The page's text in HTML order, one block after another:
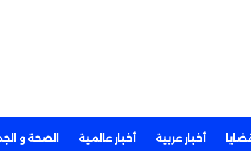
أخبار عربية أخبار عالمية الصحة و